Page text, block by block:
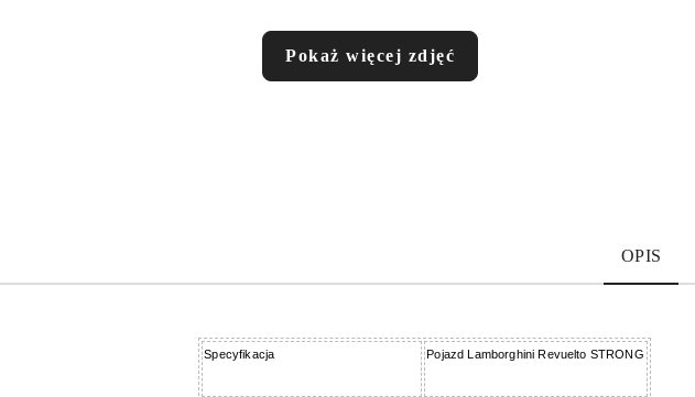
Pokaż więcej zdjęć
OPIS
Specyfikacja Pojazd Lamborghini Revuelto STRONG